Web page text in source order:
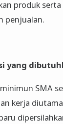
produk
penjualan.
yang
SMA
kerja